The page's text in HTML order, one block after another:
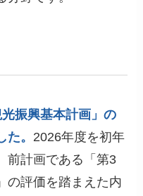
振興基本計画」の
。 2026年度を初年
前計画である「第3
の評価を踏まえた内